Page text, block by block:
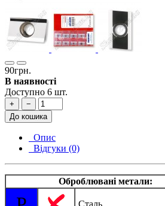
90грн.
В наявності
Доступно 6 шт.
+
−
До кошика
Опис
Відгуки (0)
Оброблювані метали: